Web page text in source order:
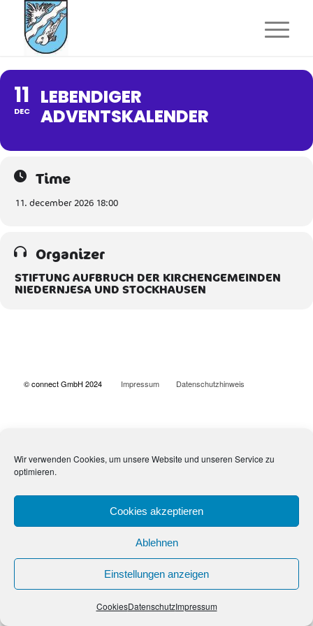
Wir verwenden Cookies, um unsere Website und unseren Service zu
optimieren.
Cookies akzeptieren
Ablehnen
Einstellungen anzeigen
CookiesDatenschutzImpressum
11
DEC
LEBENDIGER
ADVENTSKALENDER
Time
11. december 2026 18:00
Organizer
STIFTUNG AUFBRUCH DER KIRCHENGEMEINDEN
NIEDERNJESA UND STOCKHAUSEN
© connect GmbH 2024 Impressum Datenschutzhinweis